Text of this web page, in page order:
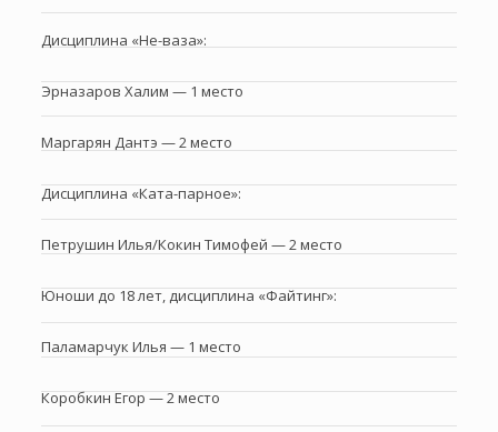
Дисциплина «Не-ваза»:
Эрназаров Халим — 1 место
Маргарян Дантэ — 2 место
Дисциплина «Ката-парное»:
Петрушин Илья/Кокин Тимофей — 2 место
Юноши до 18 лет, дисциплина «Файтинг»:
Паламарчук Илья — 1 место
Коробкин Егор — 2 место